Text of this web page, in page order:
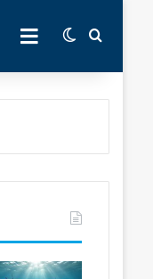
РУБРИКИSwitch skin